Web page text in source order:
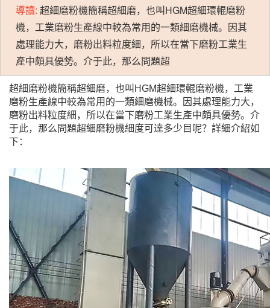
導讀: 超細磨粉機簡稱超細磨，也叫HGM超細環輥磨粉
機，工業磨粉生產線中較為常用的一類細磨機械。因其
處理能力大，磨粉出料粒度細，所以在當下磨粉工業生
產中頗具優勢。介于此，那么問題超
超細磨粉機簡稱超細磨，也叫HGM超細環輥磨粉機，工業
磨粉生產線中較為常用的一類細磨機械。因其處理能力大，
磨粉出料粒度細，所以在當下磨粉工業生產中頗具優勢。介
于此，那么問題超細磨粉機細度可達多少目呢？詳細介紹如
下：